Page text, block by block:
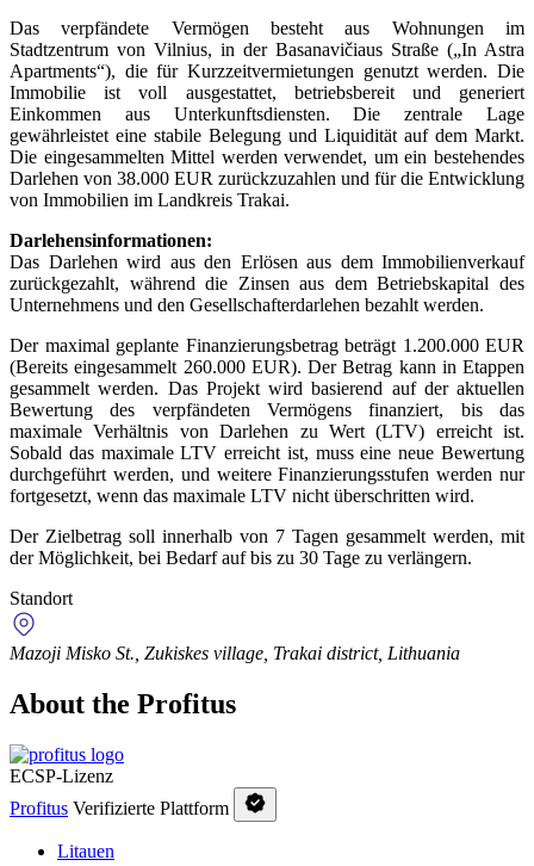
Das verpfändete Vermögen besteht aus Wohnungen im
Stadtzentrum von Vilnius, in der Basanavičiaus Straße („In Astra
Apartments“), die für Kurzzeitvermietungen genutzt werden. Die
Immobilie ist voll ausgestattet, betriebsbereit und generiert
Einkommen aus Unterkunftsdiensten. Die zentrale Lage
gewährleistet eine stabile Belegung und Liquidität auf dem Markt.
Die eingesammelten Mittel werden verwendet, um ein bestehendes
Darlehen von 38.000 EUR zurückzuzahlen und für die Entwicklung
von Immobilien im Landkreis Trakai.
Darlehensinformationen:
Das Darlehen wird aus den Erlösen aus dem Immobilienverkauf
zurückgezahlt, während die Zinsen aus dem Betriebskapital des
Unternehmens und den Gesellschafterdarlehen bezahlt werden.
Der maximal geplante Finanzierungsbetrag beträgt 1.200.000 EUR
(Bereits eingesammelt 260.000 EUR). Der Betrag kann in Etappen
gesammelt werden. Das Projekt wird basierend auf der aktuellen
Bewertung des verpfändeten Vermögens finanziert, bis das
maximale Verhältnis von Darlehen zu Wert (LTV) erreicht ist.
Sobald das maximale LTV erreicht ist, muss eine neue Bewertung
durchgeführt werden, und weitere Finanzierungsstufen werden nur
fortgesetzt, wenn das maximale LTV nicht überschritten wird.
Der Zielbetrag soll innerhalb von 7 Tagen gesammelt werden, mit
der Möglichkeit, bei Bedarf auf bis zu 30 Tage zu verlängern.
Standort
Mazoji Misko St., Zukiskes village, Trakai district, Lithuania
About the Profitus
ECSP-Lizenz
Profitus Verifizierte Plattform
Litauen